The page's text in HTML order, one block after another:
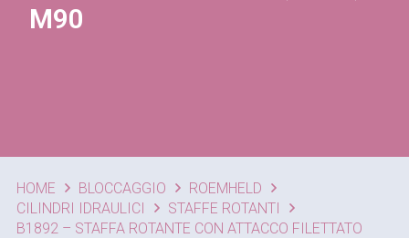
M90
HOME BLOCCAGGIO
ROEMHELD
CILINDRI IDRAULICI
STAFFE ROTANTI
B1892 – STAFFA ROTANTE CON ATTACCO FILETTATO